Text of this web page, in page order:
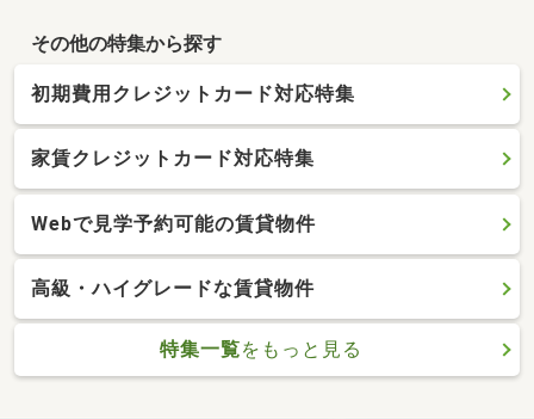
その他の特集から探す
初期費用クレジットカード対応特集
家賃クレジットカード対応特集
Webで見学予約可能の賃貸物件
高級・ハイグレードな賃貸物件
特集一覧をもっと見る